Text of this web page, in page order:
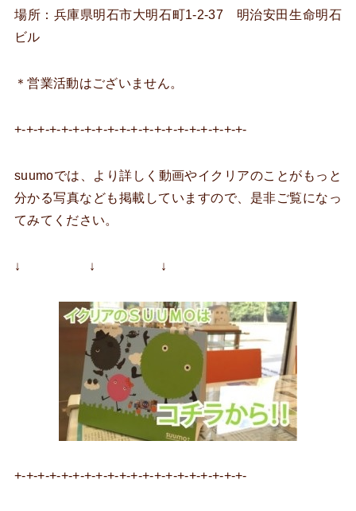
場所：兵庫県明石市大明石町1-2-37 明治安田生命明石
ビル
＊営業活動はございません。
+-+-+-+-+-+-+-+-+-+-+-+-+-+-+-+-+-+-+-+-
suumoでは、より詳しく動画やイクリアのことがもっと
分かる写真なども掲載していますので、是非ご覧になっ
てみてください。
↓ ↓ ↓
+-+-+-+-+-+-+-+-+-+-+-+-+-+-+-+-+-+-+-+-